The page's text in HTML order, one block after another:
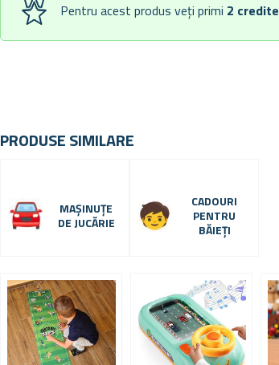
Pentru acest produs veți primi 2 credite
PRODUSE SIMILARE
MAȘINUȚE
DE JUCĂRIE
CADOURI
PENTRU
BĂIEȚI